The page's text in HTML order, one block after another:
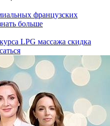
французских
больше
LPG массажа скидка